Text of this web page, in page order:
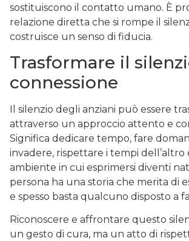
sostituiscono il contatto umano. È
relazione diretta che si rompe il
costruisce un senso di fiducia.
Trasformare il
connessione
Il silenzio degli anziani può essere
attraverso un approccio attento e
Significa dedicare tempo, fare
invadere, rispettare i tempi dell’altro
ambiente in cui esprimersi diventi
persona ha una storia che merita di
e spesso basta qualcuno disposto a
Riconoscere e affrontare questo
un gesto di cura, ma un atto di